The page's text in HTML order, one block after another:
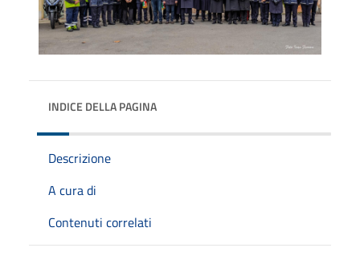
INDICE DELLA PAGINA
Descrizione
A cura di
Contenuti correlati